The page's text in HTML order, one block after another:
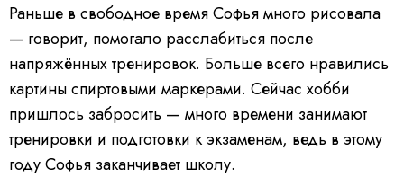
Раньше в свободное время Софья много рисовала
— говорит, помогало расслабиться после
напряжённых тренировок. Больше всего нравились
картины спиртовыми маркерами. Сейчас хобби
пришлось забросить — много времени занимают
тренировки и подготовки к экзаменам, ведь в этому
году Софья заканчивает школу.